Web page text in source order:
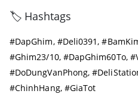
🏷️ Hashtags
#DapGhim, #Deli0391,
#Ghim23/10, #DapGhim60To,
#DoDungVanPhong,
#ChinhHang, #GiaTot